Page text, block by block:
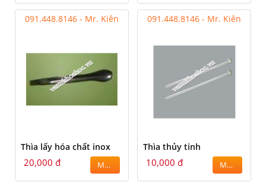
091.448.8146 - Mr. Kiên
Thìa lấy hóa chất inox
20,000 đ MUA
091.448.8146 - Mr. Kiên
Thìa thủy tinh
10,000 đ MUA